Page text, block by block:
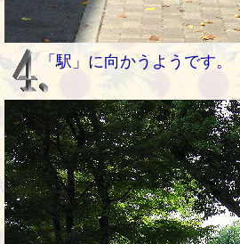
「駅」に向かうようです。